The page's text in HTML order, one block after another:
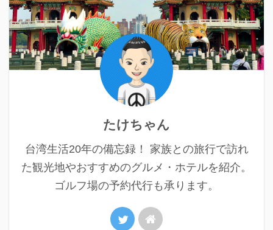
たけちゃん
台湾生活20年の備忘録！ 家族との旅行で訪れ
た観光地やおすすめのグルメ・ホテルを紹介。
ゴルフ場の予約代行も承ります。